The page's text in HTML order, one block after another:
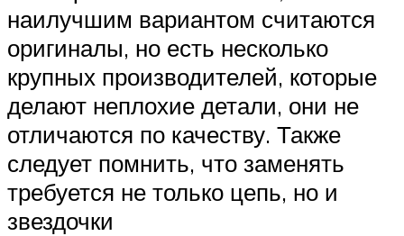
наилучшим вариантом считаются
оригиналы, но есть несколько
крупных производителей, которые
делают неплохие детали, они не
отличаются по качеству. Также
следует помнить, что заменять
требуется не только цепь, но и
звездочки